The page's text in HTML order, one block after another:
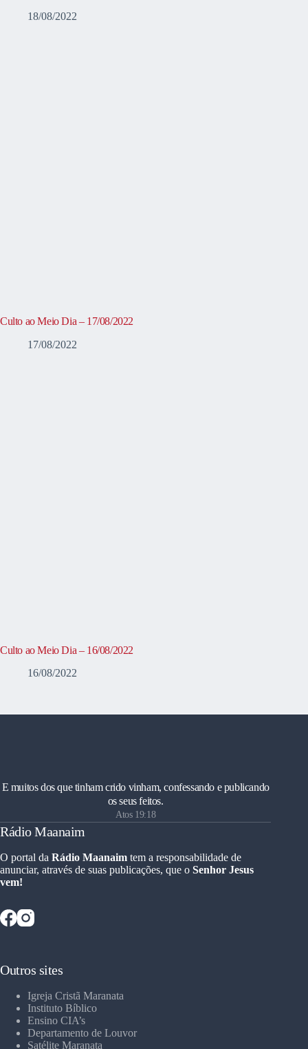
18/08/2022
Culto ao Meio Dia – 17/08/2022
17/08/2022
Culto ao Meio Dia – 16/08/2022
16/08/2022
E muitos dos que tinham crido vinham, confessando e publicando
os seus feitos.
Atos 19:18
Rádio Maanaim
O portal da Rádio Maanaim tem a responsabilidade de
anunciar, através de suas publicações, que o Senhor Jesus
vem!
Outros sites
Igreja Cristã Maranata
Instituto Bíblico
Ensino CIA’s
Departamento de Louvor
Satélite Maranata